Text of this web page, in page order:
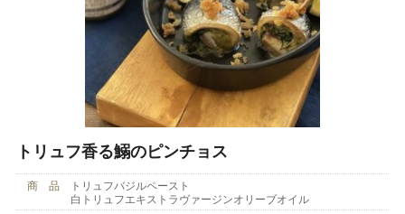
トリュフ香る鰯のピンチョス
商 品
トリュフバジルペースト
白トリュフエキストラヴァージンオリーブオイル